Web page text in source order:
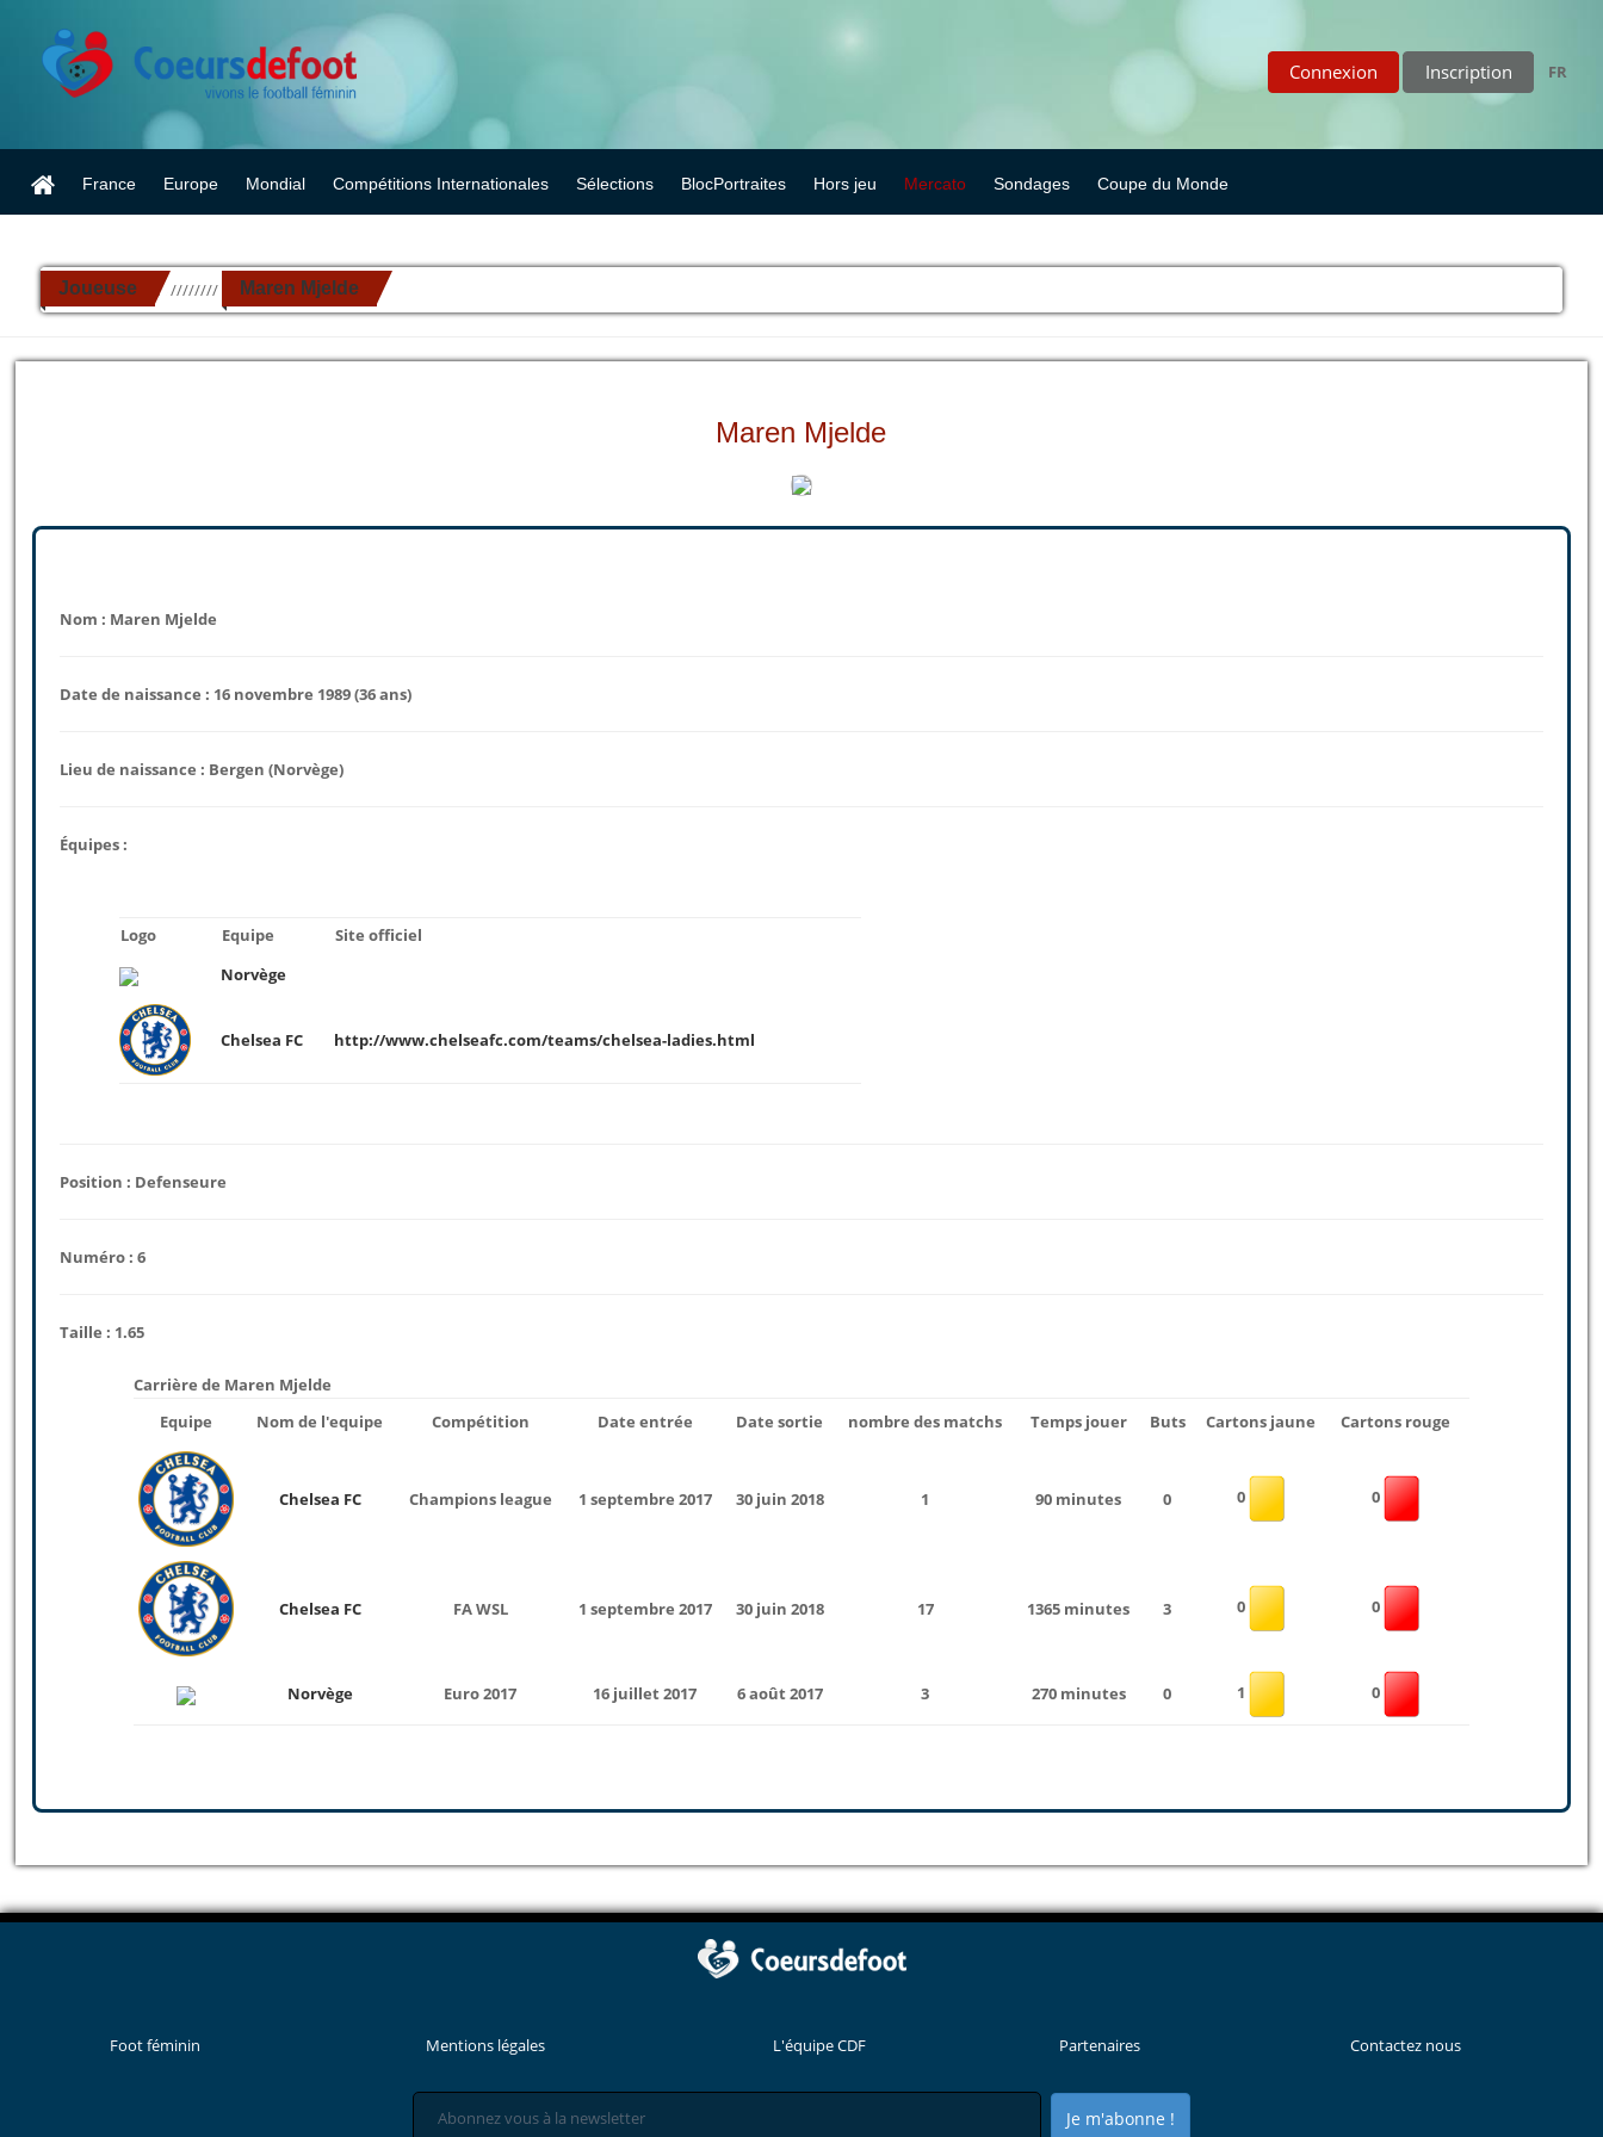
Connexion Inscription FR
France Europe Mondial Compétitions Internationales Sélections BlocPortraites Hors jeu Mercato Sondages Coupe du Monde
Joueuse ////////// Maren Mjelde
Maren Mjelde
Nom : Maren Mjelde
Date de naissance : 16 novembre 1989 (36 ans)
Lieu de naissance : Bergen (Norvège)
Équipes :
Logo Equipe
Site officiel
Norvège
Chelsea FC http://www.chelseafc.com/teams/chelsea-ladies.html
Position : Defenseure
Numéro : 6
Taille : 1.65
Carrière de Maren Mjelde
Equipe
Nom de l'equipe Compétition Date entrée Date sortie nombre des matchs Temps jouer Buts Cartons jaune Cartons rouge
Chelsea FC Champions league 1 septembre 2017 30 juin 2018 1 90 minutes 0 0 0
Chelsea FC FA WSL 1 septembre 2017 30 juin 2018 17 1365 minutes 3 0 0
Norvège Euro 2017 16 juillet 2017 6 août 2017 3 270 minutes 0 1 0
Foot féminin Mentions légales L'équipe CDF Partenaires Contactez nous
Je m'abonne !